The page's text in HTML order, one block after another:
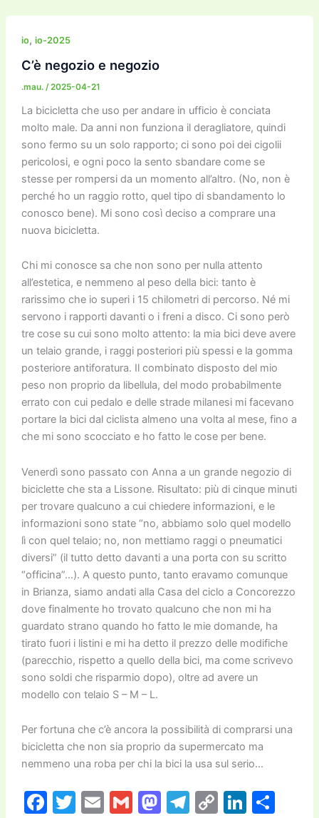
io, io-2025
C’è negozio e negozio
.mau. /2025-04-21
La bicicletta che uso per andare in ufficio è conciata
molto male. Da anni non funziona il deragliatore, quindi
sono fermo su un solo rapporto; ci sono poi dei cigolii
pericolosi, e ogni poco la sento sbandare come se
stesse per rompersi da un momento all’altro. (No, non è
perché ho un raggio rotto, quel tipo di sbandamento lo
conosco bene). Mi sono così deciso a comprare una
nuova bicicletta.
Chi mi conosce sa che non sono per nulla attento
all’estetica, e nemmeno al peso della bici: tanto è
rarissimo che io superi i 15 chilometri di percorso. Né mi
servono i rapporti davanti o i freni a disco. Ci sono però
tre cose su cui sono molto attento: la mia bici deve avere
un telaio grande, i raggi posteriori più spessi e la gomma
posteriore antiforatura. Il combinato disposto del mio
peso non proprio da libellula, del modo probabilmente
errato con cui pedalo e delle strade milanesi mi facevano
portare la bici dal ciclista almeno una volta al mese, fino a
che mi sono scocciato e ho fatto le cose per bene.
Venerdì sono passato con Anna a un grande negozio di
biciclette che sta a Lissone. Risultato: più di cinque minuti
per trovare qualcuno a cui chiedere informazioni, e le
informazioni sono state “no, abbiamo solo quel modello
lì con quel telaio; no, non mettiamo raggi o pneumatici
diversi” (il tutto detto davanti a una porta con su scritto
“officina”…). A questo punto, tanto eravamo comunque
in Brianza, siamo andati alla Casa del ciclo a Concorezzo
dove finalmente ho trovato qualcuno che non mi ha
guardato strano quando ho fatto le mie domande, ha
tirato fuori i listini e mi ha detto il prezzo delle modifiche
(parecchio, rispetto a quello della bici, ma come scrivevo
sono soldi che risparmio dopo), oltre ad avere un
modello con telaio S – M – L.
Per fortuna che c’è ancora la possibilità di comprarsi una
bicicletta che non sia proprio da supermercato ma
nemmeno una roba per chi la bici la usa sul serio…
F T E G M T C Li C